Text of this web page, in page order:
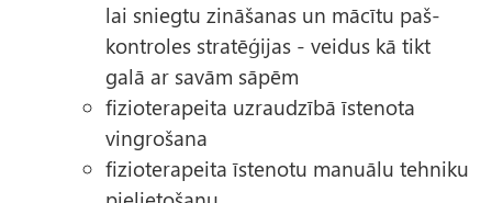
lai sniegtu zināšanas un mācītu paš-
kontroles stratēģijas - veidus kā tikt
galā ar savām sāpēm
fizioterapeita uzraudzībā īstenota
vingrošana
fizioterapeita īstenotu manuālu tehniku